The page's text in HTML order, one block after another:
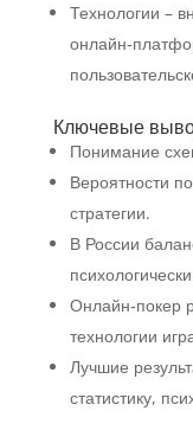
Технологии –
Ключевые
Понимание
Вероятности
стратегии.
В России
Онлайн‑покер
технологии
Лучшие
статистику,